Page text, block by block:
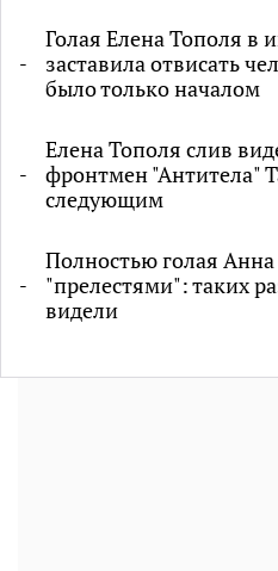
Голая Елена Тополя в
заставила отвисать
было только началом
Елена Тополя слив
фронтмен "Антитела"
следующим
Полностью голая
"прелестями": таких
видели